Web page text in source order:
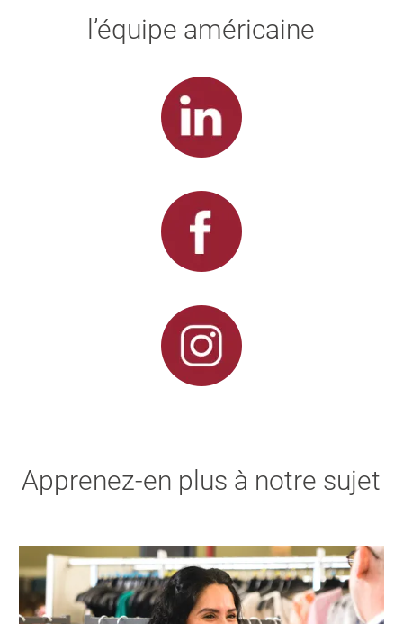
l’équipe américaine
Apprenez-en plus à notre sujet